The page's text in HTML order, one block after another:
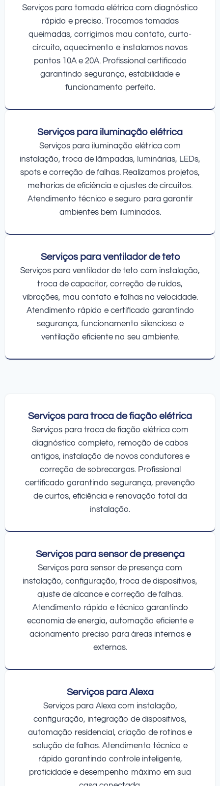
Serviços para tomada elétrica com diagnóstico
rápido e preciso. Trocamos tomadas
queimadas, corrigimos mau contato, curto-
circuito, aquecimento e instalamos novos
pontos 10A e 20A. Profissional certificado
garantindo segurança, estabilidade e
funcionamento perfeito.
Serviços para iluminação elétrica
Serviços para iluminação elétrica com
instalação, troca de lâmpadas, luminárias, LEDs,
spots e correção de falhas. Realizamos projetos,
melhorias de eficiência e ajustes de circuitos.
Atendimento técnico e seguro para garantir
ambientes bem iluminados.
Serviços para ventilador de teto
Serviços para ventilador de teto com instalação,
troca de capacitor, correção de ruídos,
vibrações, mau contato e falhas na velocidade.
Atendimento rápido e certificado garantindo
segurança, funcionamento silencioso e
ventilação eficiente no seu ambiente.
Serviços para troca de fiação elétrica
Serviços para troca de fiação elétrica com
diagnóstico completo, remoção de cabos
antigos, instalação de novos condutores e
correção de sobrecargas. Profissional
certificado garantindo segurança, prevenção
de curtos, eficiência e renovação total da
instalação.
Serviços para sensor de presença
Serviços para sensor de presença com
instalação, configuração, troca de dispositivos,
ajuste de alcance e correção de falhas.
Atendimento rápido e técnico garantindo
economia de energia, automação eficiente e
acionamento preciso para áreas internas e
externas.
Serviços para Alexa
Serviços para Alexa com instalação,
configuração, integração de dispositivos,
automação residencial, criação de rotinas e
solução de falhas. Atendimento técnico e
rápido garantindo controle inteligente,
praticidade e desempenho máximo em sua